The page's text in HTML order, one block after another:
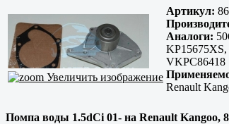
Увеличить изображение
Артикул:
Аналоги:
KP15675XS,
VKPC86418
Renault
Помпа воды 1.5dCi 01- на Renault Kangoo,